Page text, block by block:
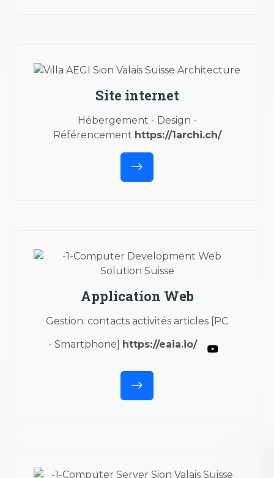
Site internet
Hébergement - Design -
Référencement https://1archi.ch/
Application Web
Gestion: contacts activités articles [PC
- Smartphone] https://eaia.io/